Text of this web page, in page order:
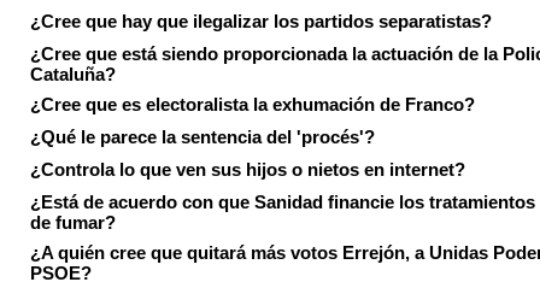
¿Cree que hay que ilegalizar los partidos separatistas?
¿Cree que está siendo proporcionada la actuación de la
Cataluña?
¿Cree que es electoralista la exhumación de Franco?
¿Qué le parece la sentencia del 'procés'?
¿Controla lo que ven sus hijos o nietos en internet?
¿Está de acuerdo con que Sanidad financie los tratamientos
de fumar?
¿A quién cree que quitará más votos Errejón, a Unidas
PSOE?